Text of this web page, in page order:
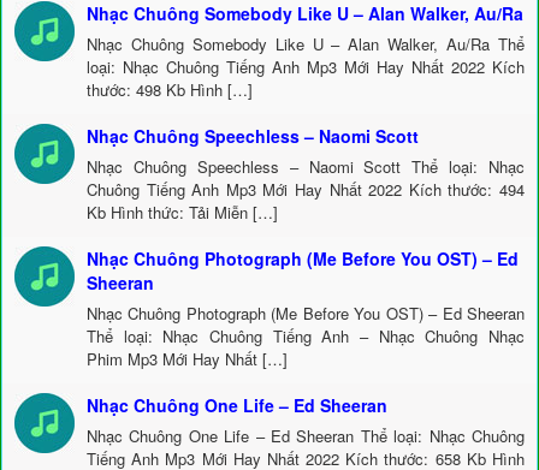
Nhạc Chuông Somebody Like U – Alan Walker, Au/Ra
Nhạc Chuông Somebody Like U – Alan Walker, Au/Ra Thể
loại: Nhạc Chuông Tiếng Anh Mp3 Mới Hay Nhất 2022 Kích
thước: 498 Kb Hình […]
Nhạc Chuông Speechless – Naomi Scott
Nhạc Chuông Speechless – Naomi Scott Thể loại: Nhạc
Chuông Tiếng Anh Mp3 Mới Hay Nhất 2022 Kích thước: 494
Kb Hình thức: Tải Miễn […]
Nhạc Chuông Photograph (Me Before You OST) – Ed
Sheeran
Nhạc Chuông Photograph (Me Before You OST) – Ed Sheeran
Thể loại: Nhạc Chuông Tiếng Anh – Nhạc Chuông Nhạc
Phim Mp3 Mới Hay Nhất […]
Nhạc Chuông One Life – Ed Sheeran
Nhạc Chuông One Life – Ed Sheeran Thể loại: Nhạc Chuông
Tiếng Anh Mp3 Mới Hay Nhất 2022 Kích thước: 658 Kb Hình